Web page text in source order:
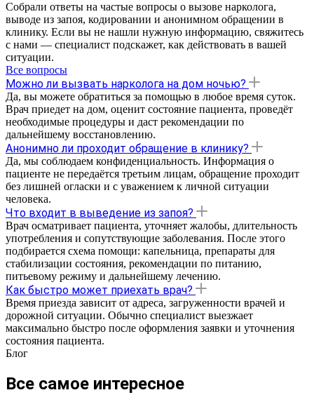
Собрали ответы на частые вопросы о вызове нарколога,
выводе из запоя, кодировании и анонимном обращении в
клинику. Если вы не нашли нужную информацию, свяжитесь
с нами — специалист подскажет, как действовать в вашей
ситуации.
Все вопросы
Можно ли вызвать нарколога на дом ночью?
Да, вы можете обратиться за помощью в любое время суток.
Врач приедет на дом, оценит состояние пациента, проведёт
необходимые процедуры и даст рекомендации по
дальнейшему восстановлению.
Анонимно ли проходит обращение в клинику?
Да, мы соблюдаем конфиденциальность. Информация о
пациенте не передаётся третьим лицам, обращение проходит
без лишней огласки и с уважением к личной ситуации
человека.
Что входит в выведение из запоя?
Врач осматривает пациента, уточняет жалобы, длительность
употребления и сопутствующие заболевания. После этого
подбирается схема помощи: капельница, препараты для
стабилизации состояния, рекомендации по питанию,
питьевому режиму и дальнейшему лечению.
Как быстро может приехать врач?
Время приезда зависит от адреса, загруженности врачей и
дорожной ситуации. Обычно специалист выезжает
максимально быстро после оформления заявки и уточнения
состояния пациента.
Блог
Все самое интересное